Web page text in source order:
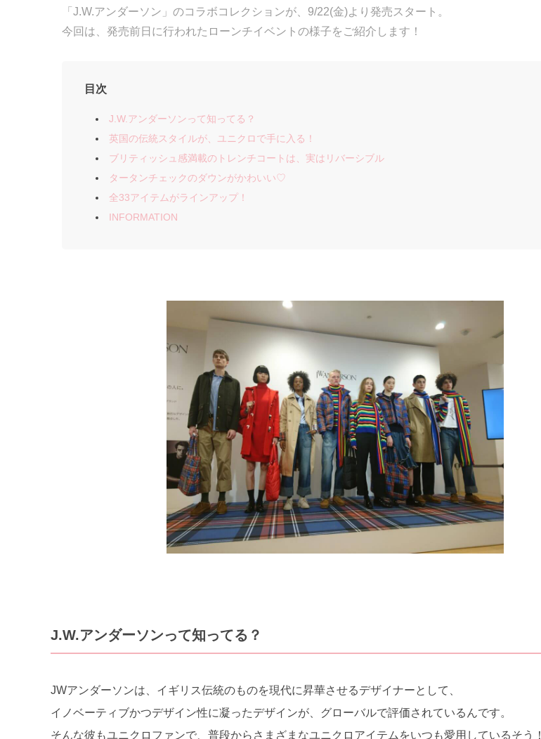
「J.W.アンダーソン」のコラボコレクションが、9/22(金)より発売スタート。
今回は、発売前日に行われたローンチイベントの様子をご紹介します！
目次
J.W.アンダーソンって知ってる？
英国の伝統スタイルが、ユニクロで手に入る！
ブリティッシュ感満載のトレンチコートは、実はリバーシブル
タータンチェックのダウンがかわいい♡
全33アイテムがラインアップ！
INFORMATION
J.W.アンダーソンって知ってる？
JWアンダーソンは、イギリス伝統のものを現代に昇華させるデザイナーとして、
イノベーティブかつデザイン性に凝ったデザインが、グローバルで評価されているんです。
そんな彼もユニクロファンで、普段からさまざまなユニクロアイテムをいつも愛用しているそう！